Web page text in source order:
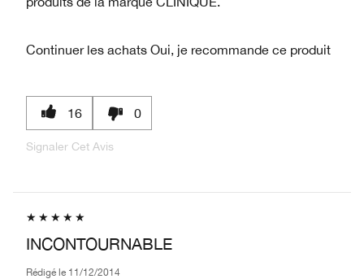
Continuer les achats Oui, je recommande ce produit
16 0
Signaler Cet Avis
INCONTOURNABLE
Rédigé le 11/12/2014